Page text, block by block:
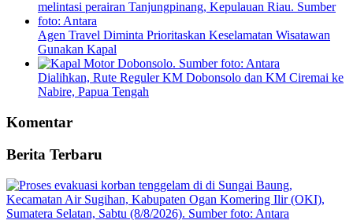
Agen Travel Diminta Prioritaskan Keselamatan Wisatawan
Gunakan Kapal
Dialihkan, Rute Reguler KM Dobonsolo dan KM Ciremai ke
Nabire, Papua Tengah
Komentar
Berita Terbaru